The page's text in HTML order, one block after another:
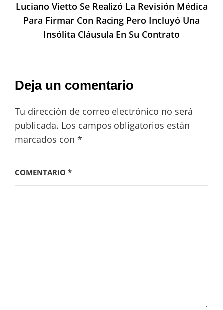
Luciano Vietto Se Realizó La Revisión Médica
Para Firmar Con Racing Pero Incluyó Una
Insólita Cláusula En Su Contrato
Deja un comentario
Tu dirección de correo electrónico no será
publicada. Los campos obligatorios están
marcados con *
COMENTARIO *